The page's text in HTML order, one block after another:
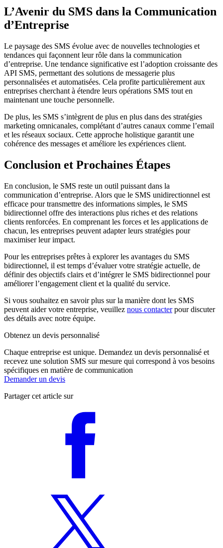
L’Avenir du SMS dans la Communication
d’Entreprise
Le paysage des SMS évolue avec de nouvelles technologies et
tendances qui façonnent leur rôle dans la communication
d’entreprise. Une tendance significative est l’adoption croissante des
API SMS, permettant des solutions de messagerie plus
personnalisées et automatisées. Cela profite particulièrement aux
entreprises cherchant à étendre leurs opérations SMS tout en
maintenant une touche personnelle.
De plus, les SMS s’intègrent de plus en plus dans des stratégies
marketing omnicanales, complétant d’autres canaux comme l’email
et les réseaux sociaux. Cette approche holistique garantit une
cohérence des messages et améliore les expériences client.
Conclusion et Prochaines Étapes
En conclusion, le SMS reste un outil puissant dans la
communication d’entreprise. Alors que le SMS unidirectionnel est
efficace pour transmettre des informations simples, le SMS
bidirectionnel offre des interactions plus riches et des relations
clients renforcées. En comprenant les forces et les applications de
chacun, les entreprises peuvent adapter leurs stratégies pour
maximiser leur impact.
Pour les entreprises prêtes à explorer les avantages du SMS
bidirectionnel, il est temps d’évaluer votre stratégie actuelle, de
définir des objectifs clairs et d’intégrer le SMS bidirectionnel pour
améliorer l’engagement client et la qualité du service.
Si vous souhaitez en savoir plus sur la manière dont les SMS
peuvent aider votre entreprise, veuillez nous contacterpour discuter
des détails avec notre équipe.
Obtenez un devis personnalisé
Chaque entreprise est unique. Demandez un devis personnalisé et
recevez une solution SMS sur mesure qui correspond à vos besoins
spécifiques en matière de communication
Demander un devis
Partager cet article sur